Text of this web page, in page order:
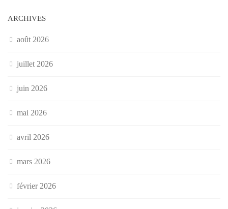
ARCHIVES
août 2026
juillet 2026
juin 2026
mai 2026
avril 2026
mars 2026
février 2026